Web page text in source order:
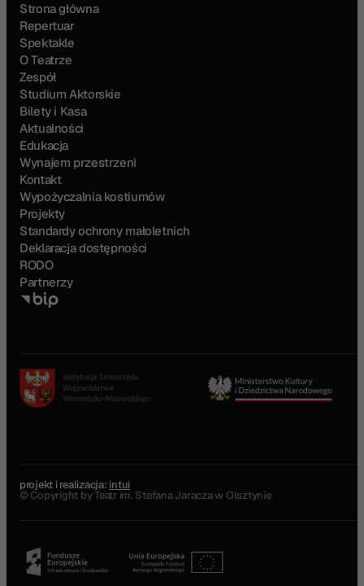
Strona główna
Repertuar
Spektakle
O Teatrze
Zespół
Studium Aktorskie
Bilety i Kasa
Aktualności
Edukacja
Wynajem przestrzeni
Kontakt
Wypożyczalnia kostiumów
Projekty
Standardy ochrony małoletnich
Deklaracja dostępności
RODO
Partnerzy
projekt i realizacja: intui
© Copyright by Teatr im. Stefana Jaracza w Olsztynie